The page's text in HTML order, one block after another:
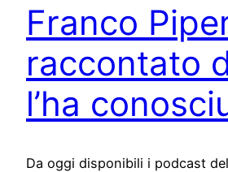
Franco
raccontato
l’ha
Da oggi disponibili i podcast